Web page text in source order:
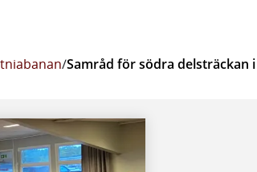
/Samråd för södra delsträckan